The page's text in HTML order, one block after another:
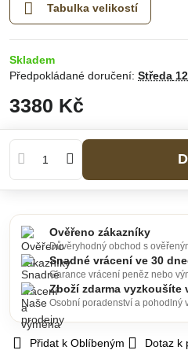
Tabulka velikostí
Skladem
Předpokládané doručení: Středa
3380 Kč
Přidat k Oblíbeným Dotaz k
Ověřeno zákazníky
Důvěryhodný obchod s
Snadné vrácení ve 30
Garance vrácení peněz nebo
Zboží zdarma vyzkoušíte
Osobní poradenství a pohodlný